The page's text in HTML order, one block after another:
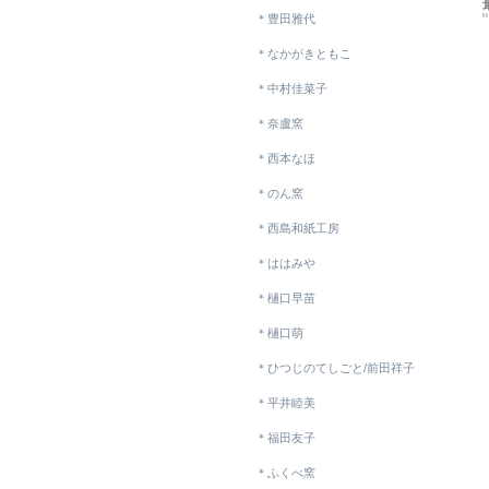
＊豊田雅代
＊なかがきともこ
＊中村佳菜子
＊奈盧窯
＊西本なほ
＊のん窯
＊西島和紙工房
＊ははみや
＊樋口早苗
＊樋口萌
＊ひつじのてしごと/前田祥子
＊平井睦美
＊福田友子
＊ふくべ窯